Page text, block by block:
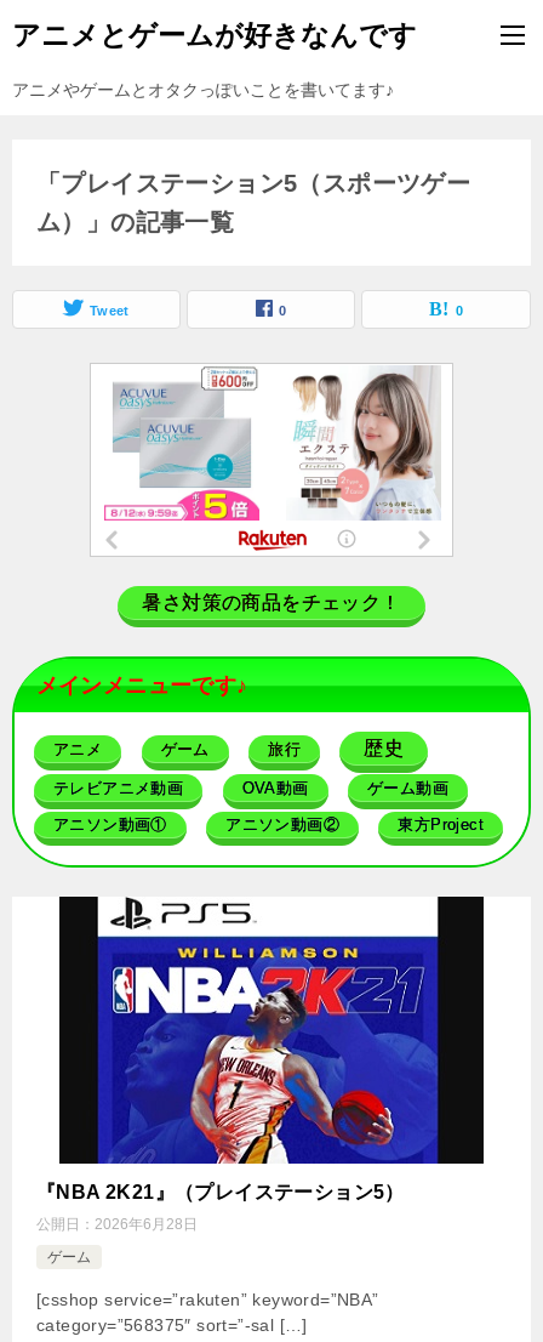
アニメとゲームが好きなんです
アニメやゲームとオタクっぽいことを書いてます♪
「プレイステーション5（スポーツゲー
ム）」の記事一覧
Tweet 0 0
暑さ対策の商品をチェック！
メインメニューです♪
アニメ ゲーム 旅行 歴史
テレビアニメ動画 OVA動画 ゲーム動画
アニソン動画① アニソン動画② 東方Project
『NBA 2K21』（プレイステーション5）
公開日： 2026年6月28日
ゲーム
[csshop service=”rakuten” keyword=”NBA”
category=”568375″ sort=”-sal […]